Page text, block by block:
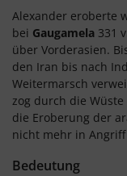
Alexander eroberte
bei Gaugamela 331
über Vorderasien.
den Iran bis nach
Weitermarsch
zog durch die
die Eroberung der
nicht mehr in
Bedeutung